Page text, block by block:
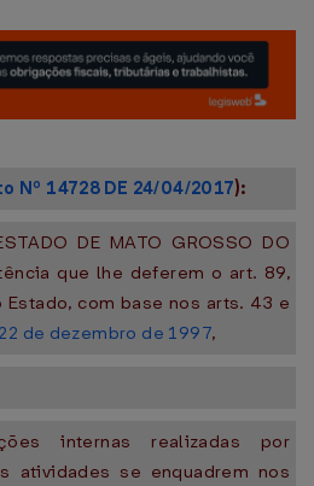
Nº 14728 DE 24/04/2017):
DE MATO GROSSO DO
que lhe deferem o art. 89,
com base nos arts. 43 e
de dezembro de 1997,
internas realizadas por
atividades se enquadrem nos